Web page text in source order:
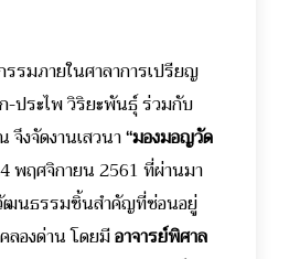
รมภายในศาลาการเปรียญ
-ประไพ วิริยะพันธุ์ ร่วมกับ
จึงจัดงานเสวนา“มองมอญวัด
พฤศจิกายน 2561 ที่ผ่านมา
ฒนธรรมชิ้นสำคัญที่ซ่อนอยู่
ลองด่าน โดยมีอาจารย์พิศาล